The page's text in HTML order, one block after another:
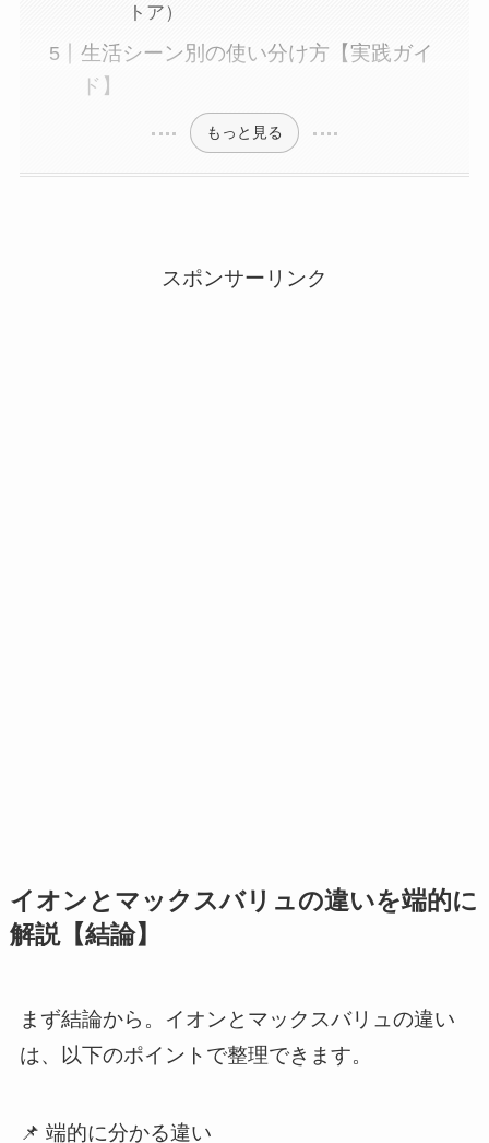
トア）
生活シーン別の使い分け方【実践ガイ
ド】
もっと見る
スポンサーリンク
イオンとマックスバリュの違いを端的に
解説【結論】
まず結論から。イオンとマックスバリュの違い
は、以下のポイントで整理できます。
📌 端的に分かる違い